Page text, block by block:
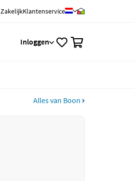
ZakelijkKlantenservice
Inloggen
Alles van Boon